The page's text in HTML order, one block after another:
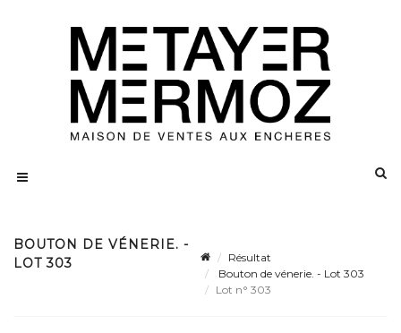
BOUTON DE VÉNERIE. -
LOT 303
Résultat
Bouton de vénerie. - Lot 303
Lot n° 303